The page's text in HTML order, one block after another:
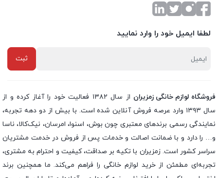
لطفا ایمیل خود را وارد نمایید
فروشگاه لوازم خانگی زمزیران
از سال ۱۳۸۲ فعالیت خود را آغاز کرده و از
سال ۱۳۹۳ وارد عرصه فروش آنلاین شده است. با بیش از دو دهه تجربه،
نمایندگی رسمی برندهای معتبری چون بوش، اسنوا، امرسان، نیک‌کالا، ناسا
و… را دارد و با ضمانت اصالت و خدمات پس از فروش در خدمت مشتریان
سراسر کشور است. زمزیران با تکیه بر صداقت، کیفیت و احترام به مشتری،
تجربه‌ای مطمئن از خرید لوازم خانگی را فراهم می‌کند. ما همچنین برند